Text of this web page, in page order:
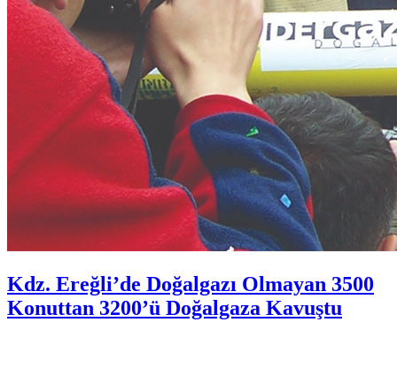
Kdz. Ereğli’de Doğalgazı Olmayan 3500
Konuttan 3200’ü Doğalgaza Kavuştu